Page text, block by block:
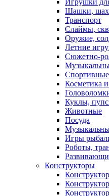
Игрушки
Шашки,
Транспорт
Слаймы,
Оружие,
Летние
Сюжетно-
Косметика
Куклы,
Животные
Посуда
Игры
Роботы,
Конструкторы